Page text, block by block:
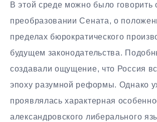
В этой среде можно было говорить
преобразовании Сената, о
пределах бюрократического
будущем законодательства.
создавали ощущение, что Россия
эпоху разумной реформы. Однако
проявлялась характерная
александровского либерального